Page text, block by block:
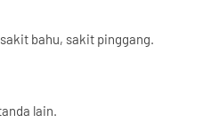
bahu, sakit pinggang.
lain.